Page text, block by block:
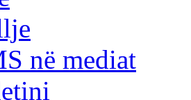
në mediat